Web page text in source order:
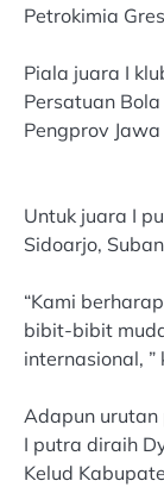
Petrokimia
Piala juara I
Persatuan Bola
Pengprov
Untuk juara I
Sidoarjo,
“Kami
bibit-bibit
internasional,
Adapun
I putra diraih
Kelud